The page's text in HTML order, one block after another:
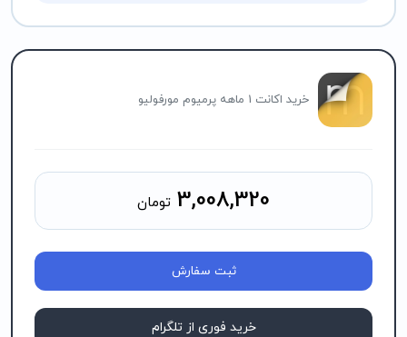
خرید اکانت 1 ماهه پرمیوم مورفولیو
3,008,320 تومان
ثبت سفارش
خرید فوری از تلگرام